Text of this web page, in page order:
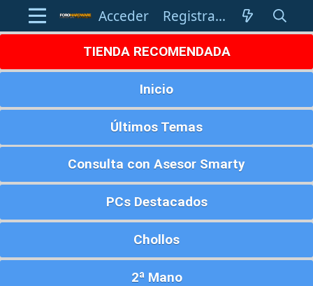
Acceder Registrarse
TIENDA RECOMENDADA
Inicio
Últimos Temas
Consulta con Asesor Smarty
PCs Destacados
Chollos
2ª Mano